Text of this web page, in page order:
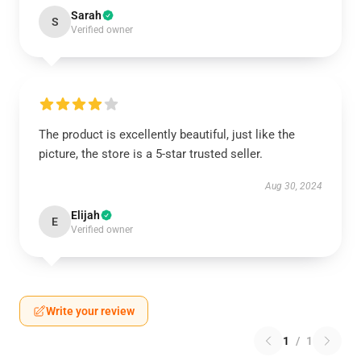
S Sarah
Verified owner
The product is excellently beautiful, just like the
picture, the store is a 5-star trusted seller.
Aug 30, 2024
E Elijah
Verified owner
Write your review
1 / 1